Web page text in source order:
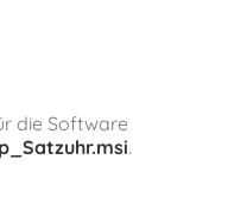
die Software
.